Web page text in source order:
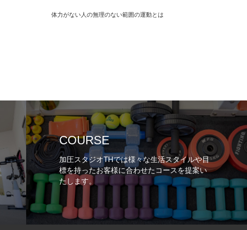
体力がない人の無理のない範囲の運動とは
COURSE
加圧スタジオTHでは様々な生活スタイルや目
標を持ったお客様に合わせたコースを提案い
たします。